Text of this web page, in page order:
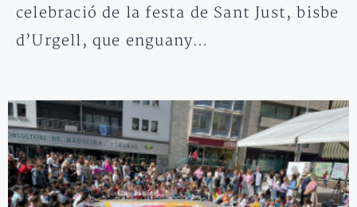
celebració de la festa de Sant Just, bisbe
d’Urgell, que enguany…